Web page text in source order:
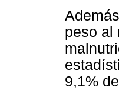
peso al
9,1%